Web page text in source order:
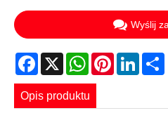
Wyślij
Facebook
X WhatsApp
Pinterest
Opis produktu